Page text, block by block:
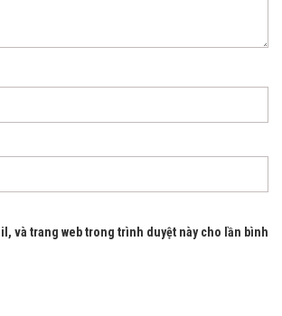
và trang web trong trình duyệt này cho lần bình